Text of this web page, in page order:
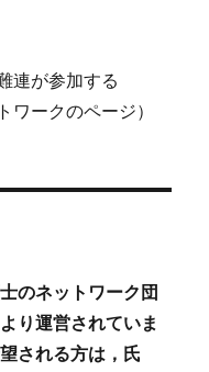
連が参加する
ワークのページ）
のネットワーク団
り運営されていま
される方は，氏